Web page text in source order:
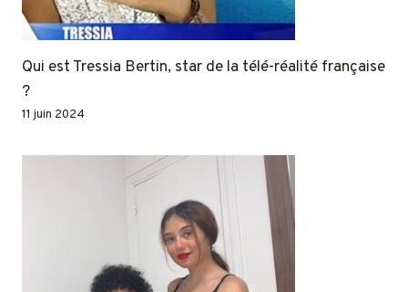
Qui est Tressia Bertin, star de la télé-réalité française
?
11 juin 2024